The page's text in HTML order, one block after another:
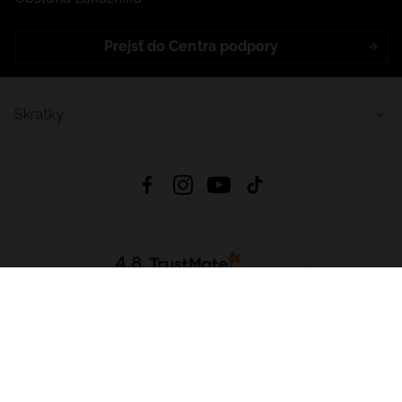
Prejsť do Centra podpory
4.8